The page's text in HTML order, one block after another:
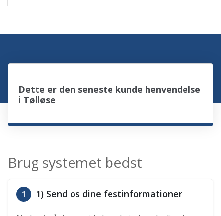
Dette er den seneste kunde henvendelse
i Tølløse
Brug systemet bedst
1 1) Send os dine festinformationer